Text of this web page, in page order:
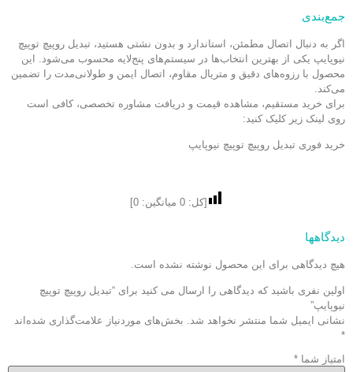
جمع‌بندی
اگر به دنبال اتصال مطمئن، استاندارد و بدون نشتی هستید، تبدیل روپیچ توپیچ
نیوپایپ یکی از بهترین انتخاب‌ها در سیستم‌های پنج‌لایه محسوب می‌شود. این
محصول با رزوه‌های دقیق و متریال مقاوم، اتصال ایمن و طولانی‌مدت را تضمین
می‌کند.
برای خرید مستقیم، مشاهده قیمت و دریافت مشاوره تخصصی، کافی است
روی لینک زیر کلیک کنید:
خرید فوری تبدیل روپیچ توپیچ نیوپایپ
[کل: 0 میانگین: 0
]
دیدگاهها
هیچ دیدگاهی برای این محصول نوشته نشده است.
اولین نفری باشید که دیدگاهی را ارسال می کنید برای “تبدیل روپیچ توپیچ
نیوپایپ”
نشانی ایمیل شما منتشر نخواهد شد. بخش‌های موردنیاز علامت‌گذاری شده‌اند
*
امتیاز شما *